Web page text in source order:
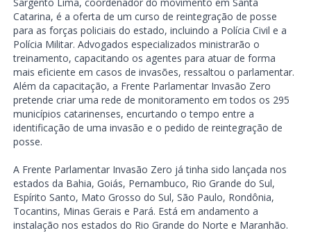
Catarina, é a oferta de um curso de reintegração de posse
para as forças policiais do estado, incluindo a Polícia Civil e a
Polícia Militar. Advogados especializados ministrarão o
treinamento, capacitando os agentes para atuar de forma
mais eficiente em casos de invasões, ressaltou o parlamentar.
Além da capacitação, a Frente Parlamentar Invasão Zero
pretende criar uma rede de monitoramento em todos os 295
municípios catarinenses, encurtando o tempo entre a
identificação de uma invasão e o pedido de reintegração de
posse.
A Frente Parlamentar Invasão Zero já tinha sido lançada nos
estados da Bahia, Goiás, Pernambuco, Rio Grande do Sul,
Espírito Santo, Mato Grosso do Sul, São Paulo, Rondônia,
Tocantins, Minas Gerais e Pará. Está em andamento a
instalação nos estados do Rio Grande do Norte e Maranhão.